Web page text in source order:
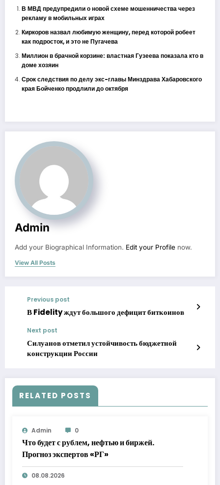
В МВД предупредили о новой схеме мошенничества через
рекламу в мобильных играх
Киркоров назвал любимую женщину, перед которой робеет
как подросток, и это не Пугачева
Миллион в брачной корзине: властная Гузеева показала кто в
доме хозяин
Срок следствия по делу экс-главы Минздрава Хабаровского
края Бойченко продлили до октября
Admin
Add your Biographical Information. Edit your Profile now.
View All Posts
Previous post
В Fidelity ждут большого дефицит биткоинов
Next post
Силуанов отметил устойчивость бюджетной
конструкции России
RELATED POSTS
Admin 0
Что будет с рублем, нефтью и биржей.
Прогноз экспертов «РГ»
08.08.2026